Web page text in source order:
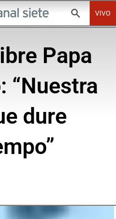
VIVO
Papa
“Nuestra
dure